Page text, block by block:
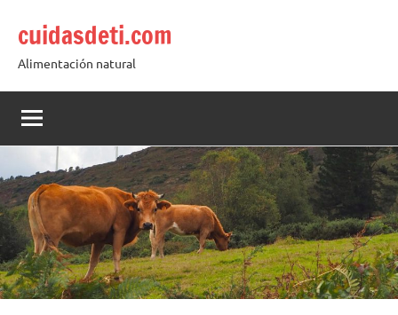
contenido
cuidasdeti.com
Alimentación natural